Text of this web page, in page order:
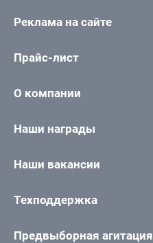
Реклама на сайте
Прайс-лист
О компании
Наши награды
Наши вакансии
Техподдержка
Предвыборная агитация